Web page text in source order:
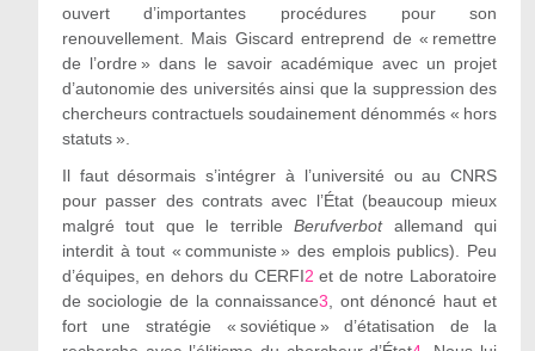
ouvert d’importantes procédures pour son
renouvellement. Mais Giscard entreprend de « remettre
de l’ordre » dans le savoir académique avec un projet
d’autonomie des universités ainsi que la suppression des
chercheurs contractuels soudainement dénommés « hors
statuts ».
Il faut désormais s’intégrer à l’université ou au CNRS
pour passer des contrats avec l’État (beaucoup mieux
malgré tout que le terribleBerufverbotallemand qui
interdit à tout « communiste » des emplois publics). Peu
d’équipes, en dehors du CERFI2 et de notre Laboratoire
de sociologie de la connaissance3, ont dénoncé haut et
fort une stratégie « soviétique » d’étatisation de la